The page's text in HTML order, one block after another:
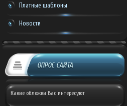
Платные шаблоны
Новости
ОПРОС САЙТА
Какие обложки Вас интересуют